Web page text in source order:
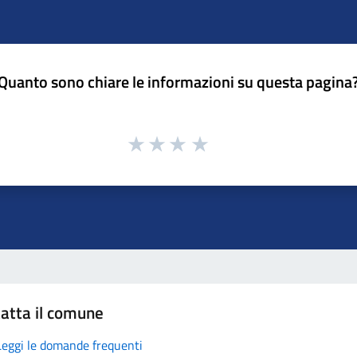
sono chiare le informazioni su questa
il comune
le domande frequenti